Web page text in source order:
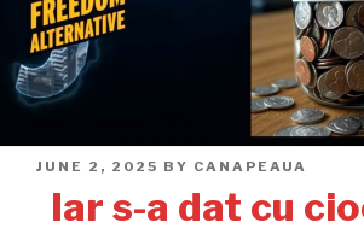
POSTED
JUNE 2, 2025 BY CANAPEAUA
Iar s-a dat cu